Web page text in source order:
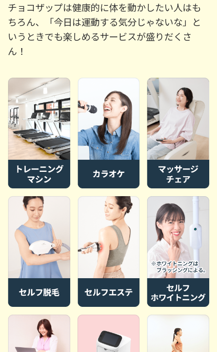
チョコザップは健康的に体を動かしたい人はも
ちろん、「今日は運動する気分じゃないな」と
いうときでも楽しめるサービスが盛りだくさ
ん！